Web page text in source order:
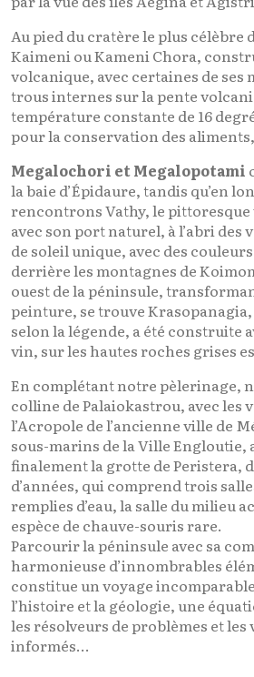
Au pied du cratère le plus célèbre
Kaimeni ou Kameni Chora,
volcanique, avec certaines de ses
trous internes sur la pente
température constante de 16
pour la conservation des
Megalochori et Megalopotami
la baie d’Épidaure, tandis qu’en
rencontrons Vathy, le pittoresque
avec son port naturel, à l’abri des
de soleil unique, avec des
derrière les montagnes de
ouest de la péninsule,
peinture, se trouve
selon la légende, a été construite
vin, sur les hautes roches grises
En complétant notre pèlerinage,
colline de Palaiokastrou, avec les
l’Acropole de l’ancienne ville de
sous-marins de la Ville
finalement la grotte de Peristera,
d’années, qui comprend trois
remplies d’eau, la salle du milieu
espèce de chauve-souris rare.
Parcourir la péninsule avec sa
harmonieuse d’innombrables
constitue un voyage
l’histoire et la géologie, une
les résolveurs de problèmes et les
informés…